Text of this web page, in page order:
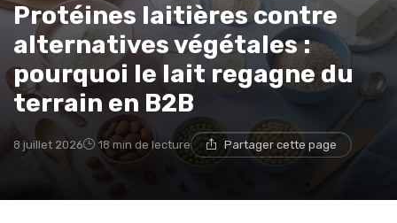
Protéines laitières contre
alternatives végétales :
pourquoi le lait regagne du
terrain en B2B
8 juillet 2026 18 min de lecture Partager cette page